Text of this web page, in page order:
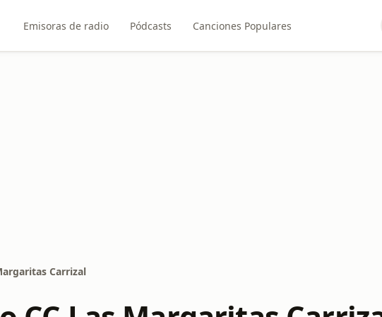
Emisoras de radio Pódcasts Canciones Populares
Carrizal